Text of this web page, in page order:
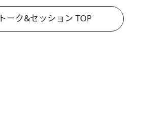
トーク&セッション TOP